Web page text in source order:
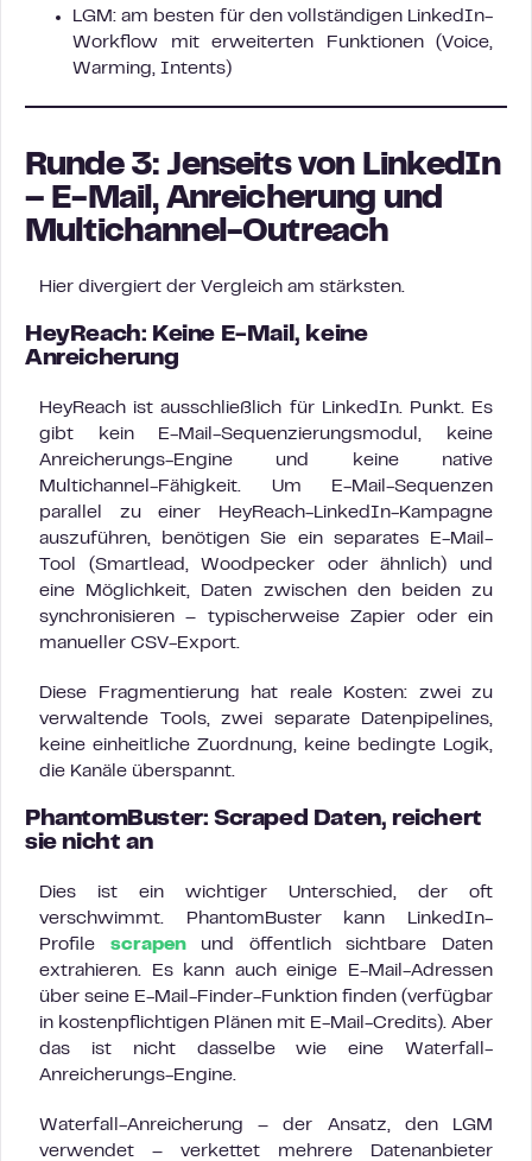
LGM: am besten für den vollständigen LinkedIn-
Workflow mit erweiterten Funktionen (Voice,
Warming, Intents)
Runde 3: Jenseits von LinkedIn
– E-Mail, Anreicherung und
Multichannel-Outreach
Hier divergiert der Vergleich am stärksten.
HeyReach: Keine E-Mail, keine
Anreicherung
HeyReach ist ausschließlich für LinkedIn. Punkt. Es
gibt kein E-Mail-Sequenzierungsmodul, keine
Anreicherungs-Engine und keine native
Multichannel-Fähigkeit. Um E-Mail-Sequenzen
parallel zu einer HeyReach-LinkedIn-Kampagne
auszuführen, benötigen Sie ein separates E-Mail-
Tool (Smartlead, Woodpecker oder ähnlich) und
eine Möglichkeit, Daten zwischen den beiden zu
synchronisieren – typischerweise Zapier oder ein
manueller CSV-Export.
Diese Fragmentierung hat reale Kosten: zwei zu
verwaltende Tools, zwei separate Datenpipelines,
keine einheitliche Zuordnung, keine bedingte Logik,
die Kanäle überspannt.
PhantomBuster: Scraped Daten, reichert
sie nicht an
Dies ist ein wichtiger Unterschied, der oft
verschwimmt. PhantomBuster kann LinkedIn-
Profile scrapenund öffentlich sichtbare Daten
extrahieren. Es kann auch einige E-Mail-Adressen
über seine E-Mail-Finder-Funktion finden (verfügbar
in kostenpflichtigen Plänen mit E-Mail-Credits). Aber
das ist nicht dasselbe wie eine Waterfall-
Anreicherungs-Engine.
Waterfall-Anreicherung – der Ansatz, den LGM
verwendet – verkettet mehrere Datenanbieter